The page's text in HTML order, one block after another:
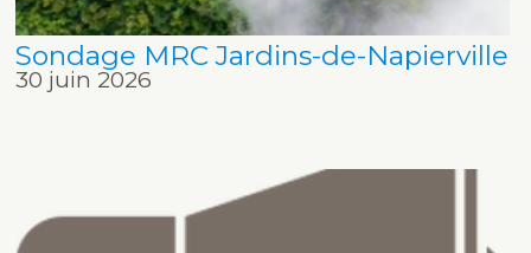
Sondage MRC Jardins-de-Napierville
30 juin 2026